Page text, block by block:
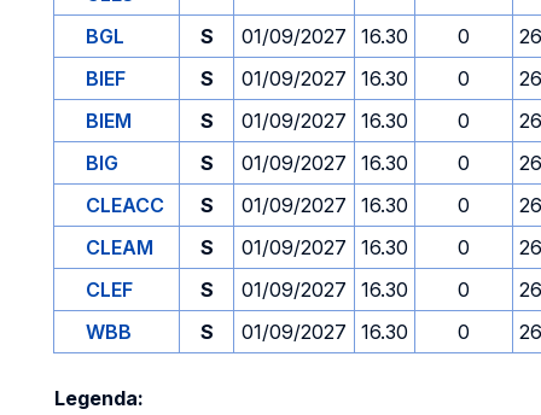
BGL
S 01/09/2027 16.30 0
BIEF
S 01/09/2027 16.30 0
BIEM
S 01/09/2027 16.30 0
BIG
S 01/09/2027 16.30 0
CLEACC
S 01/09/2027 16.30 0
CLEAM
S 01/09/2027 16.30 0
CLEF
S 01/09/2027 16.30 0
WBB
S 01/09/2027 16.30 0
Legenda: